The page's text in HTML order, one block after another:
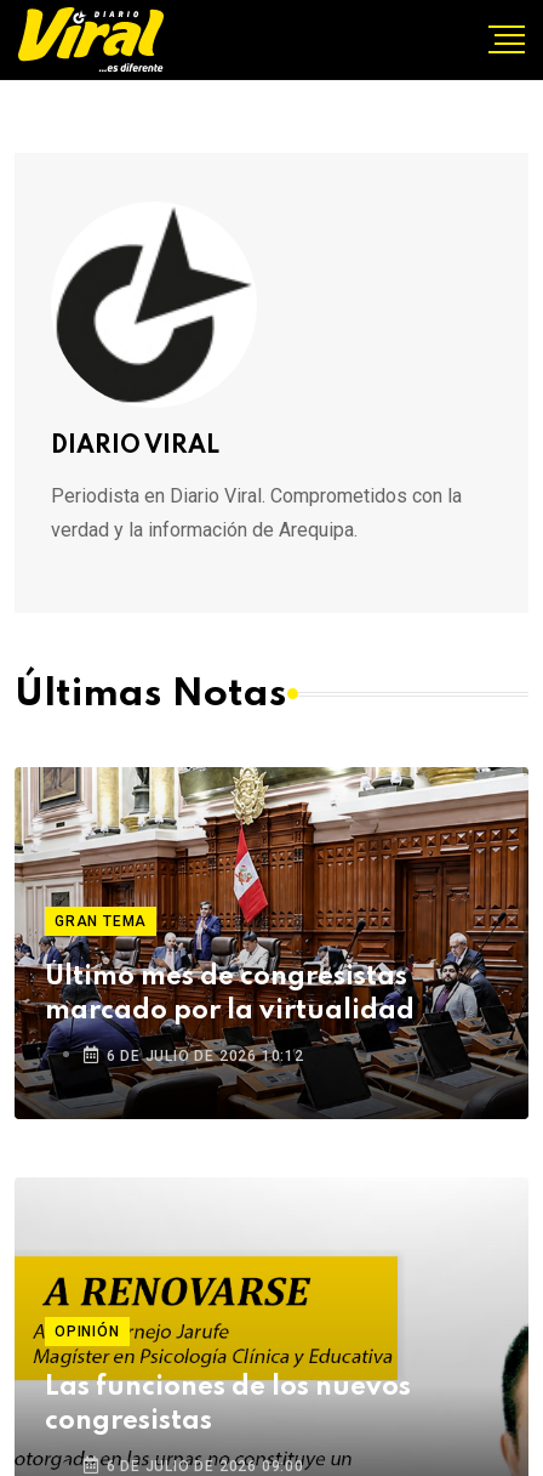
DIARIO VIRAL
Periodista en Diario Viral. Comprometidos con la
verdad y la información de Arequipa.
Últimas Notas
GRAN TEMA
Último mes de congresistas
marcado por la virtualidad
6 DE JULIO DE 2026 10:12
OPINIÓN
Las funciones de los nuevos
congresistas
6 DE JULIO DE 2026 09:00